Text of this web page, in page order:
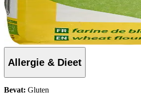
Allergie & Dieet
Bevat: Gluten